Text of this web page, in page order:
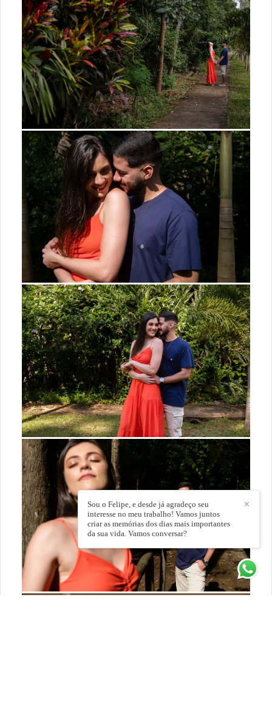
✕
Sou o Felipe, e desde já agradeço seu
interesse no meu trabalho! Vamos juntos
criar as memórias dos dias mais importantes
da sua vida. Vamos conversar?